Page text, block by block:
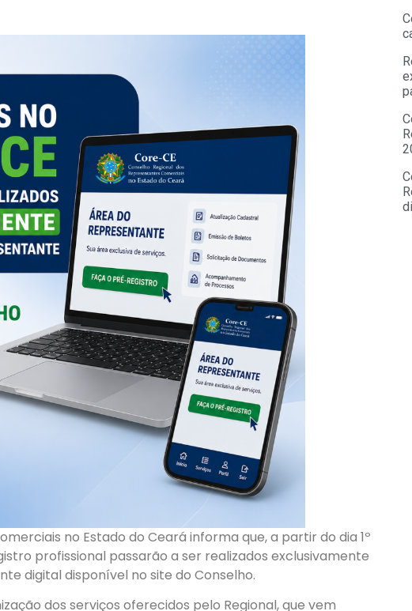
no Estado do Ceará informa que, a partir do dia 1º
profissional passarão a ser realizados exclusivamente
digital disponível no site do Conselho.
dos serviços oferecidos pelo Regional, que vem